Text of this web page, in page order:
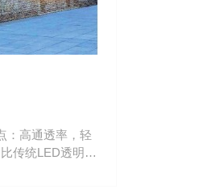
传统LED透明屏